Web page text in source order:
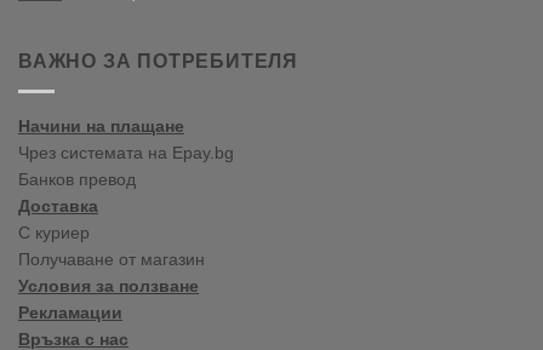
Лято
пролет-
ВАЖНО ЗА ПОТРЕБИТЕЛЯ
Начини на плащане
Чрез системата на Epay.bg
Банков превод
Доставка
С куриер
Получаване от магазин
Условия за ползване
Рекламации
Връзка с нас